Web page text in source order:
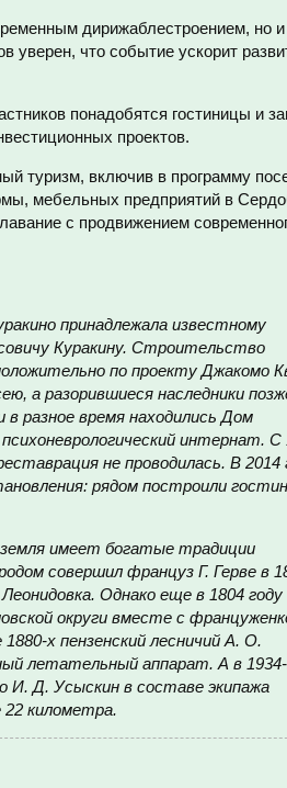
дирижаблестроением, но и
уверен, что событие ускорит
понадобятся гостиницы и
проектов.
туризм, включив в программу
мебельных предприятий в
с продвижением
принадлежала известному
Куракину. Строительство
по проекту Джакомо
а разорившиеся наследники
в разное время находились Дом
интернат. С
не проводилась. В 2014
рядом построили
имеет богатые традиции
совершил француз Г. Герве в
Однако еще в 1804 году
округи вместе с
х пензенский лесничий А. О.
летательный аппарат. А в
И. Д. Усыскин в составе экипажа
километра.